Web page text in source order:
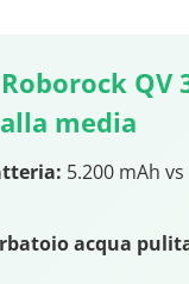
QV
media
5.200 mAh
acqua